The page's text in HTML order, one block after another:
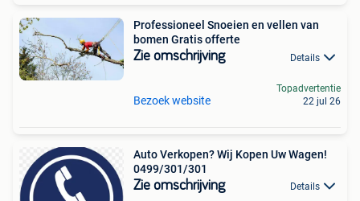
Professioneel Snoeien en vellen van
bomen Gratis offerte
Zie omschrijving Details
Bezoek website
Topadvertentie
22 jul 26
Auto Verkopen? Wij Kopen Uw Wagen!
0499/301/301
Zie omschrijving Details